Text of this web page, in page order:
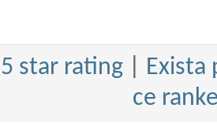
star rating
Exista
ce